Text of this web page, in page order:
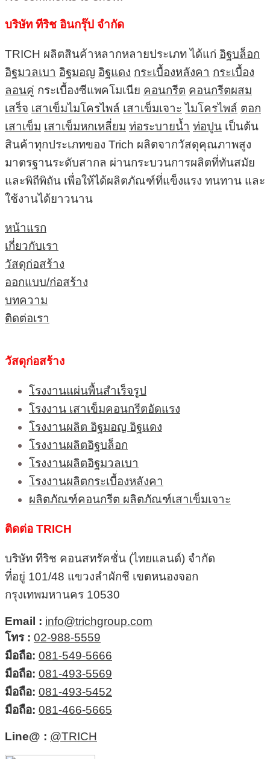
บริษัท ทีริช อินกรุ๊ป จำกัด
TRICH ผลิตสินค้าหลากหลายประเภท ได้แก่ อิฐบล็อก
อิฐมวลเบา อิฐมอญ อิฐแดง กระเบื้องหลังคา กระเบื้อง
ลอนคู่ กระเบื้องซีแพคโมเนีย คอนกรีต คอนกรีตผสม
เสร็จ เสาเข็มไมโครไพล์ เสาเข็มเจาะ ไมโครไพล์ ตอก
เสาเข็ม เสาเข็มหกเหลี่ยม ท่อระบายน้ำ ท่อปูน เป็นต้น
สินค้าทุกประเภทของ Trich ผลิตจากวัสดุคุณภาพสูง
มาตรฐานระดับสากล ผ่านกระบวนการผลิตที่ทันสมัย
และพิถีพิถัน เพื่อให้ได้ผลิตภัณฑ์ที่แข็งแรง ทนทาน และ
ใช้งานได้ยาวนาน
หน้าแรก
เกี่ยวกับเรา
วัสดุก่อสร้าง
ออกแบบ/ก่อสร้าง
บทความ
ติดต่อเรา
วัสดุก่อสร้าง
โรงงานแผ่นพื้นสำเร็จรูป
โรงงาน เสาเข็มคอนกรีตอัดแรง
โรงงานผลิต อิฐมอญ อิฐแดง
โรงงานผลิตอิฐบล็อก
โรงงานผลิตอิฐมวลเบา
โรงงานผลิตกระเบื้องหลังคา
ผลิตภัณฑ์คอนกรีต ผลิตภัณฑ์เสาเข็มเจาะ
ติดต่อ TRICH
บริษัท ทีริช คอนสทรัคชั่น (ไทยแลนด์) จำกัด
ที่อยู่ 101/48 แขวงลำผักชี เขตหนองจอก
กรุงเทพมหานคร 10530
Email : info@trichgroup.com
โทร : 02-988-5559
มือถือ: 081-549-5666
มือถือ: 081-493-5569
มือถือ: 081-493-5452
มือถือ: 081-466-5665
Line@ : @TRICH